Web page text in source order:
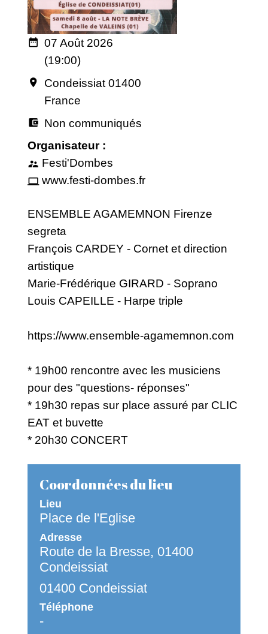
date_range 07 Août 2026
(19:00)
room
Condeissiat 01400
France
account_balance_wallet Non communiqués
Organisateur :
supervisor_account Festi'Dombes
computer www.festi-dombes.fr
ENSEMBLE AGAMEMNON Firenze
segreta
François CARDEY - Cornet et direction
artistique
Marie-Frédérique GIRARD - Soprano
Louis CAPEILLE - Harpe triple
https://www.ensemble-agamemnon.com
* 19h00 rencontre avec les musiciens
pour des "questions- réponses"
* 19h30 repas sur place assuré par CLIC
EAT et buvette
* 20h30 CONCERT
Coordonnées du lieu
Lieu
Place de l'Eglise
Adresse
Route de la Bresse, 01400
Condeissiat
01400 Condeissiat
Téléphone
-